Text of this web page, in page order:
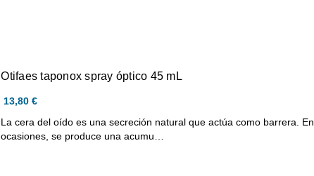
Otifaes taponox spray óptico 45 mL
13,80 €
La cera del oído es una secreción natural que actúa como barrera. En
ocasiones, se produce una acumu…